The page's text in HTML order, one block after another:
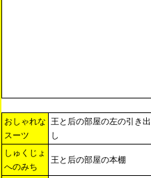
おしゃれな
スーツ
王と后の部屋の左の引き出
し
しゅくじょ
へのみち
王と后の部屋の本棚